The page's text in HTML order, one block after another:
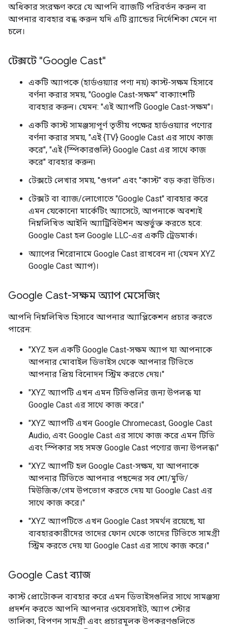
অধিকার সংরক্ষণ করে যে আপনি ব্যাজটি পরিবর্তন করুন বা
আপনার ব্যবহার বন্ধ করুন যদি এটি ব্র্যান্ডের নির্দেশিকা মেনে না
চলে।
টেক্সটে "Google Cast"
একটি অ্যাপকে (হার্ডওয়্যার পণ্য নয়) কাস্ট-সক্ষম হিসাবে
বর্ণনা করার সময়, "Google Cast-সক্ষম" বাক্যাংশটি
ব্যবহার করুন। যেমন: "এই অ্যাপটি Google Cast-সক্ষম"।
একটি কাস্ট সামঞ্জস্যপূর্ণ তৃতীয় পক্ষের হার্ডওয়্যার পণ্যের
বর্ণনা করার সময়, "এই {TV} Google Cast এর সাথে কাজ
করে", "এই {স্পিকারগুলি} Google Cast এর সাথে কাজ
করে" ব্যবহার করুন৷
টেক্সটে লেখার সময়, "গুগল" এবং "কাস্ট" বড় করা উচিত।
টেক্সট বা ব্যাজ/লোগোতে "Google Cast" ব্যবহার করে
এমন যেকোনো মার্কেটিং অ্যাসেটে, আপনাকে অবশ্যই
নিম্নলিখিত আইনি অ্যাট্রিবিউশন অন্তর্ভুক্ত করতে হবে:
Google Cast হল Google LLC-এর একটি ট্রেডমার্ক।
অ্যাপের শিরোনামে Google Cast রাখবেন না (যেমন XYZ
Google Cast অ্যাপ)।
Google Cast-সক্ষম অ্যাপ মেসেজিং
আপনি নিম্নলিখিত হিসাবে আপনার অ্যাপ্লিকেশন প্রচার করতে
পারেন:
"XYZ হল একটি Google Cast-সক্ষম অ্যাপ যা আপনাকে
আপনার মোবাইল ডিভাইস থেকে আপনার টিভিতে
আপনার প্রিয় বিনোদন স্ট্রিম করতে দেয়।"
"XYZ অ্যাপটি এখন এমন টিভিগুলির জন্য উপলব্ধ যা
Google Cast এর সাথে কাজ করে।"
"XYZ অ্যাপটি এখন Google Chromecast, Google Cast
Audio, এবং Google Cast এর সাথে কাজ করে এমন টিভি
এবং স্পিকার সহ সমস্ত Google Cast পণ্যের জন্য উপলব্ধ৷"
"XYZ অ্যাপটি হল Google Cast-সক্ষম, যা আপনাকে
আপনার টিভিতে আপনার পছন্দের সব শো/মুভি/
মিউজিক/গেম উপভোগ করতে দেয় যা Google Cast এর
সাথে কাজ করে।"
"XYZ অ্যাপটিতে এখন Google Cast সমর্থন রয়েছে, যা
ব্যবহারকারীদের তাদের ফোন থেকে তাদের টিভিতে সামগ্রী
স্ট্রিম করতে দেয় যা Google Cast এর সাথে কাজ করে।"
Google Cast ব্যাজ
কাস্ট প্রোটোকল ব্যবহার করে এমন ডিভাইসগুলির সাথে সামঞ্জস্য
প্রদর্শন করতে আপনি আপনার ওয়েবসাইট, অ্যাপ স্টোর
তালিকা, বিপণন সামগ্রী এবং প্রচারমূলক উপকরণগুলিতে